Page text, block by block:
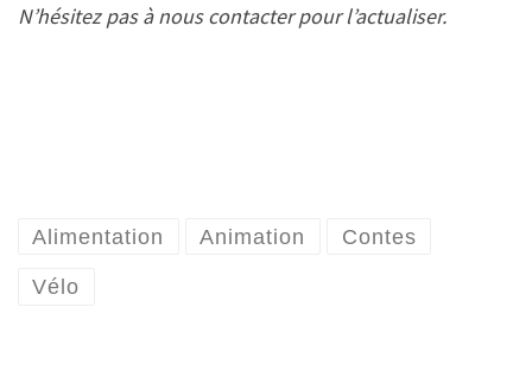
N’hésitez pas à nous contacter pour l’actualiser.
Alimentation Animation Contes
Vélo